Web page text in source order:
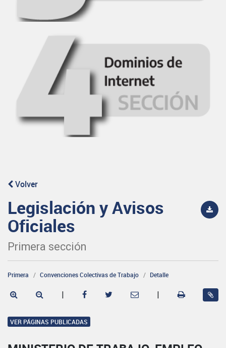
Volver
Legislación y Avisos
Oficiales
Primera sección
Primera Convenciones Colectivas de Trabajo Detalle
| |
VER PÁGINAS PUBLICADAS